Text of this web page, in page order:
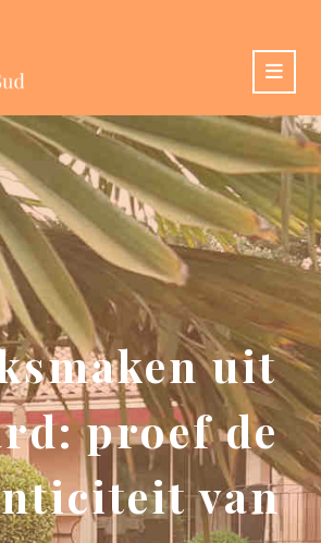
uit
proef de
van